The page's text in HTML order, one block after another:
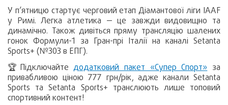
У п’ятницю стартує черговий етап Діамантової ліги IAAF
у Римі. Легка атлетика — це завжди видовищно та
динамічно. Також дивіться пряму трансляцію шалених
гонок Формули-1 за Гран-прі Італії на каналі Setanta
Sports+ (№303 в ЕПГ).
🏆Підключайтедодатковий пакет «Супер Спорт» за
привабливою ціною 777 грн/рік, адже канали Setanta
Sports та Setanta Sports+ транслюють лише топовий
спортивний контент!